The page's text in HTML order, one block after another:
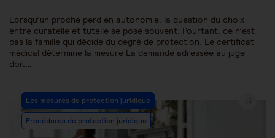
Lorsqu’un proche perd en autonomie, la question du choix
entre curatelle et tutelle se pose souvent. Pourtant, ce n’est
pas la famille qui décide du degré de protection. Le certificat
médical détermine la mesure La demande adressée au juge
doit…
Post
Category:
Les mesures de protection juridique
Procédures de protection juridique